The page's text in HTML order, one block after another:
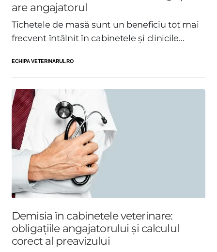
are angajatorul
Tichetele de masă sunt un beneficiu tot mai
frecvent întâlnit în cabinetele și clinicile...
ECHIPA VETERINARUL.RO
Demisia în cabinetele veterinare:
obligațiile angajatorului și calculul
corect al preavizului